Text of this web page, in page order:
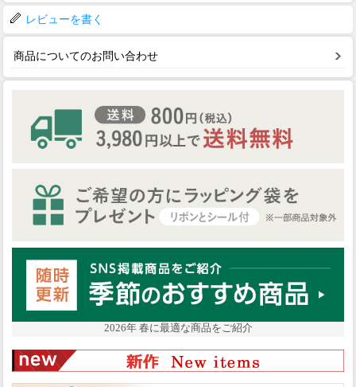
レビューを書く
商品についてのお問い合わせ